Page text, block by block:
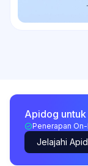
Apidog untuk
Penerapan
Jelajahi